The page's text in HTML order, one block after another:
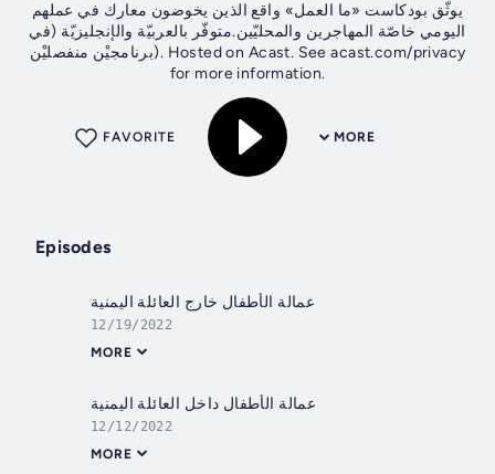
يوثّق بودكاست «ما العمل» واقع الذين يخوضون معارك في عملهم
اليومي خاصّة المهاجرين والمحليّين.متوفّر بالعربيّة والإنجليزيّة (في
برنامجيْن منفصليْن). Hosted on Acast. See acast.com/privacy
for more information.
MORE
FAVORITE
Episodes
عمالة الأطفال خارج العائلة اليمنية
12/19/2022
MORE
عمالة الأطفال داخل العائلة اليمنية
12/12/2022
MORE